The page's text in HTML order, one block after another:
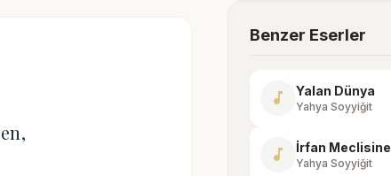
Benzer Eserler
music_note Yalan Dünya
Yahya Soyyiğit
music_note İrfan Meclisine
Yahya Soyyiğit